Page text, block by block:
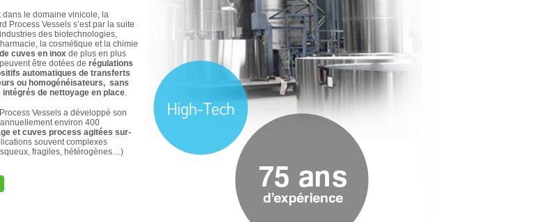
le domaine vinicole, la
Process Vessels s’est par la suite
des biotechnologies,
la cosmétique et la chimie
cuves en inoxde plus en plus
être dotées de régulations
automatiques de transferts
ou homogénéisateurs, sans
de nettoyage en place.
Vessels a développé son
environ 400
et cuves process agitées sur-
souvent complexes
fragiles, hétérogènes…)